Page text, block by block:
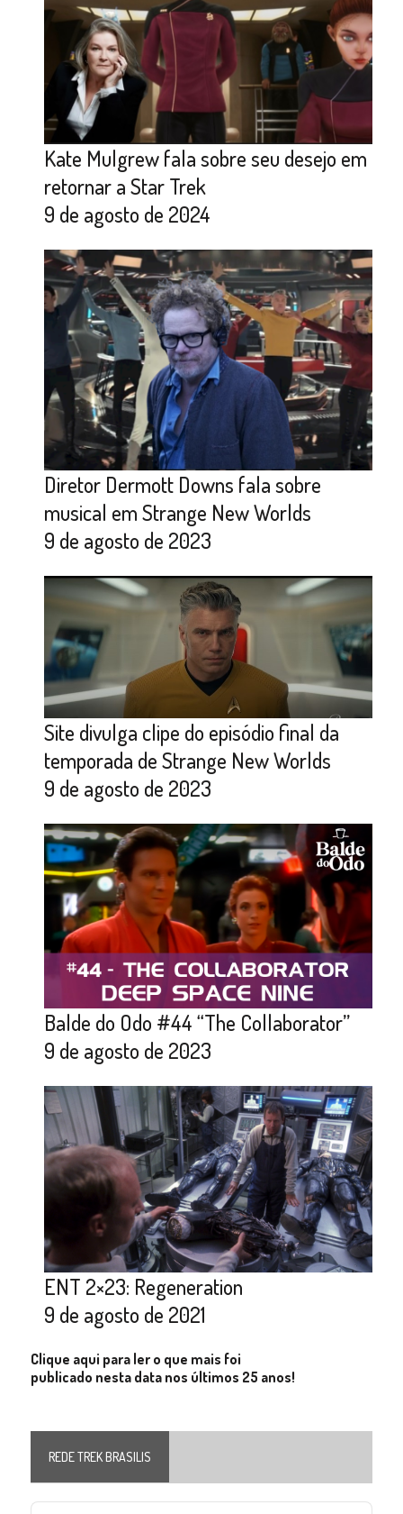
Kate Mulgrew fala sobre seu desejo em
retornar a Star Trek
9 de agosto de 2024
Diretor Dermott Downs fala sobre
musical em Strange New Worlds
9 de agosto de 2023
Site divulga clipe do episódio final da
temporada de Strange New Worlds
9 de agosto de 2023
Balde do Odo #44 “The Collaborator”
9 de agosto de 2023
ENT 2×23: Regeneration
9 de agosto de 2021
Clique aqui para ler o que mais foi
publicado nesta data nos últimos 25 anos!
REDE TREK BRASILIS
Audio